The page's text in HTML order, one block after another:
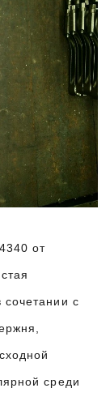
от
с
среди